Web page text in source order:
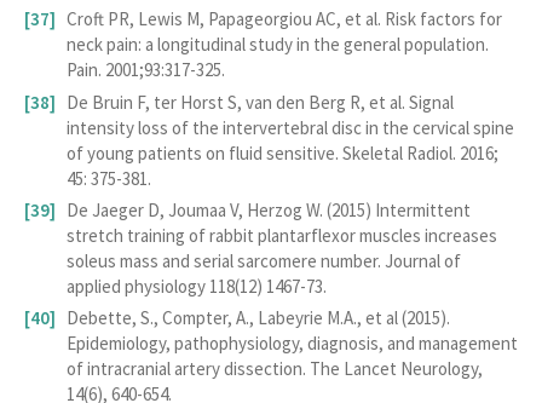
Croft PR, Lewis M, Papageorgiou AC, et al. Risk factors for
neck pain: a longitudinal study in the general population.
Pain. 2001;93:317-325.
De Bruin F, ter Horst S, van den Berg R, et al. Signal
intensity loss of the intervertebral disc in the cervical spine
of young patients on fluid sensitive. Skeletal Radiol. 2016;
45: 375-381.
De Jaeger D, Joumaa V, Herzog W. (2015) Intermittent
stretch training of rabbit plantarflexor muscles increases
soleus mass and serial sarcomere number. Journal of
applied physiology 118(12) 1467-73.
Debette, S., Compter, A., Labeyrie M.A., et al (2015).
Epidemiology, pathophysiology, diagnosis, and management
of intracranial artery dissection. The Lancet Neurology,
14(6), 640-654.